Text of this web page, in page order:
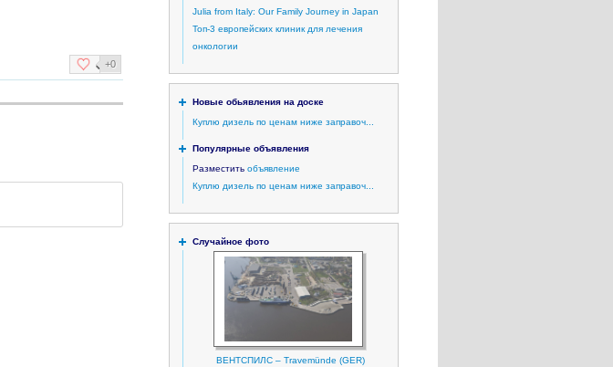
+0
Julia from Italy: Our Family Journey in Japan
Топ-3 европейских клиник для лечения
онкологии
Новые обьявления на доске
Куплю дизель по ценам ниже заправоч...
Популярные объявления
Разместить объявление
Куплю дизель по ценам ниже заправоч...
Случайное фото
ВЕНТСПИЛС – Travemünde (GER)